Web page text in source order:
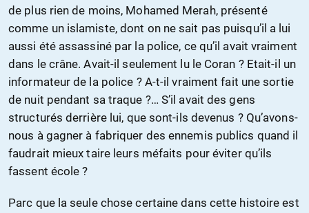
de plus rien de moins, Mohamed Merah, présenté
comme un islamiste, dont on ne sait pas puisqu’il a lui
aussi été assassiné par la police, ce qu’il avait vraiment
dans le crâne. Avait-il seulement lu le Coran ? Etait-il un
informateur de la police ? A-t-il vraiment fait une sortie
de nuit pendant sa traque ?… S’il avait des gens
structurés derrière lui, que sont-ils devenus ? Qu’avons-
nous à gagner à fabriquer des ennemis publics quand il
faudrait mieux taire leurs méfaits pour éviter qu’ils
fassent école ?
Parc que la seule chose certaine dans cette histoire est